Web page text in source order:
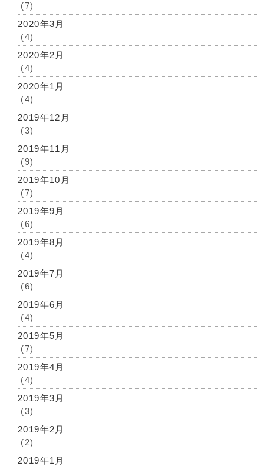
(7)
2020年3月
(4)
2020年2月
(4)
2020年1月
(4)
2019年12月
(3)
2019年11月
(9)
2019年10月
(7)
2019年9月
(6)
2019年8月
(4)
2019年7月
(6)
2019年6月
(4)
2019年5月
(7)
2019年4月
(4)
2019年3月
(3)
2019年2月
(2)
2019年1月